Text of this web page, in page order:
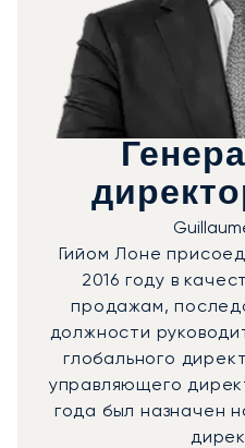
Гийом Лоне
2016 году в
продажам,
должности
глобального
управляющего
года был назначен